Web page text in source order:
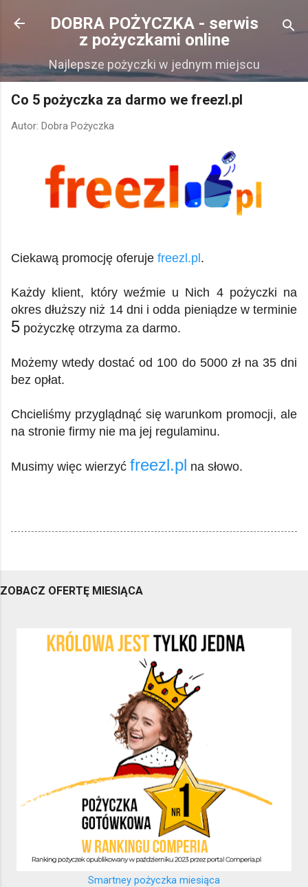
Przejdź do głównej zawartości
DOBRA POŻYCZKA - serwis
z pożyczkami online
Najlepsze pożyczki w jednym miejscu
Co 5 pożyczka za darmo we freezl.pl
Autor: Dobra Pożyczka
Ciekawą promocję oferuje freezl.pl.
Każdy klient, który weźmie u Nich 4 pożyczki na
okres dłuższy niż 14 dni i odda pieniądze w terminie
5 pożyczkę otrzyma za darmo.
Możemy wtedy dostać od 100 do 5000 zł na 35 dni
bez opłat.
Chcieliśmy przyglądnąć się warunkom promocji, ale
na stronie firmy nie ma jej regulaminu.
Musimy więc wierzyć freezl.pl na słowo.
ZOBACZ OFERTĘ MIESIĄCA
Smartney pożyczka miesiąca